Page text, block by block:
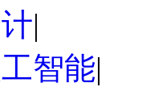
|
智能|